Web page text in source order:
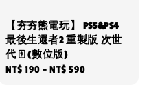
【夯夯熊電玩】 PS5&PS4
最後生還者2 重製版 次世
代 🀄 (數位版)
Regular
NT$ 190 -NT$ 590